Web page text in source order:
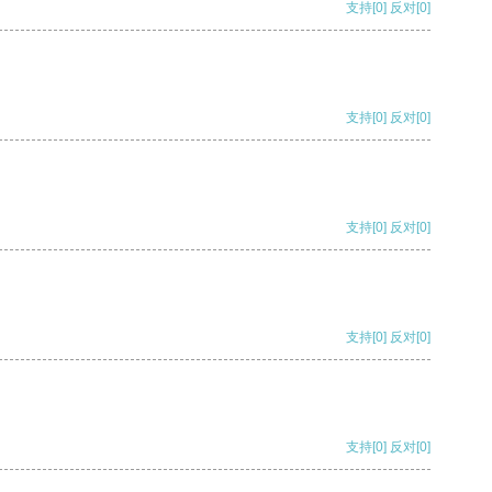
支持[0] 反对[0]
支持[0] 反对[0]
支持[0] 反对[0]
支持[0] 反对[0]
支持[0] 反对[0]